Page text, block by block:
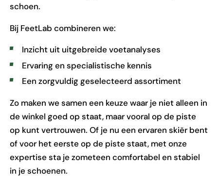
schoen.
Bij FeetLab combineren we:
Inzicht uit uitgebreide voetanalyses
Ervaring en specialistische kennis
Een zorgvuldig geselecteerd assortiment
Zo maken we samen een keuze waar je niet alleen in
de winkel goed op staat, maar vooral op de piste
op kunt vertrouwen. Of je nu een ervaren skiër bent
of voor het eerste op de piste staat, met onze
expertise sta je zometeen comfortabel en stabiel
in je schoenen.